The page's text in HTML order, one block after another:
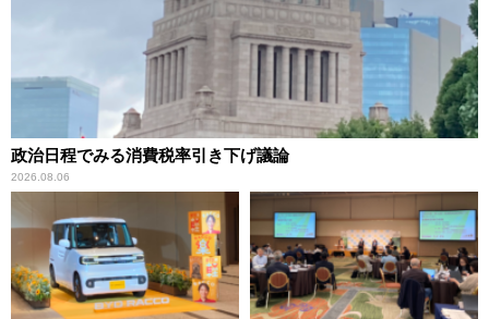
政治日程でみる消費税率引き下げ議論
2026.08.06